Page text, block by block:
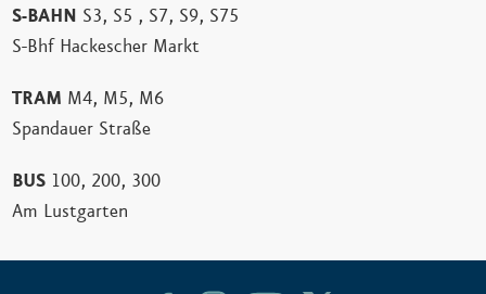
S-BAHN S3, S5 , S7, S9, S75
S-Bhf Hackescher Markt
TRAM M4, M5, M6
Spandauer Straße
BUS 100, 200, 300
Am Lustgarten